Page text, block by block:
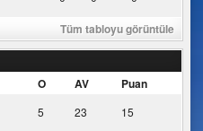
Tüm tabloyu görüntüle
O AV Puan
5 23 15